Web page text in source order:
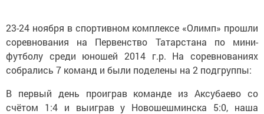
23-24 ноября в спортивном комплексе «Олимп» прошли
соревнования на Первенство Татарстана по мини-
футболу среди юношей 2014 г.р. На соревнованиях
собрались 7 команд и были поделены на 2 подгруппы:
В первый день проиграв команде из Аксубаево со
счётом 1:4 и выиграв у Новошешминска 5:0, наша